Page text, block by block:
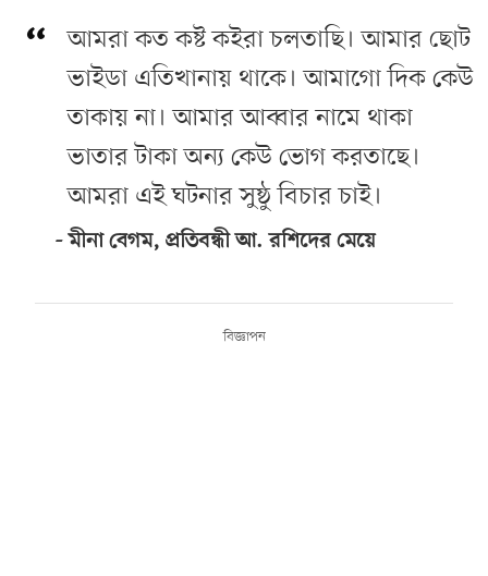
আমরা কত কষ্ট কইরা চলতাছি। আমার ছোট
ভাইডা এতিখানায় থাকে। আমাগো দিক কেউ
তাকায় না। আমার আব্বার নামে থাকা
ভাতার টাকা অন্য কেউ ভোগ করতাছে।
আমরা এই ঘটনার সুষ্ঠু বিচার চাই।
মীনা বেগম, প্রতিবন্ধী আ. রশিদের মেয়ে
বিজ্ঞাপন